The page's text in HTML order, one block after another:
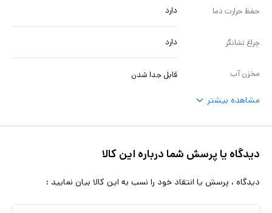
حفظ حرارت دما دارد
چراغ نشانگر دارد
مخزن آب قابل جدا شدن
مشاهده بیشتر
دیدگاه یا پرسش شما درباره این کالا
دیدگاه ، پرسش یا انتقاد خود را نسب به این کالا بیان نمایید :